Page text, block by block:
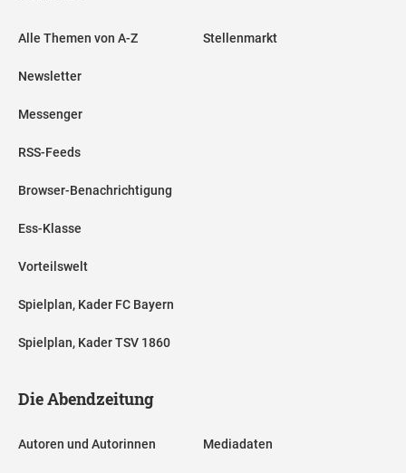
Alle Themen von A-Z
Newsletter
Messenger
RSS-Feeds
Browser-Benachrichtigung
Ess-Klasse
Vorteilswelt
Spielplan, Kader FC Bayern
Spielplan, Kader TSV 1860
Stellenmarkt
Die Abendzeitung
Autoren und Autorinnen Mediadaten